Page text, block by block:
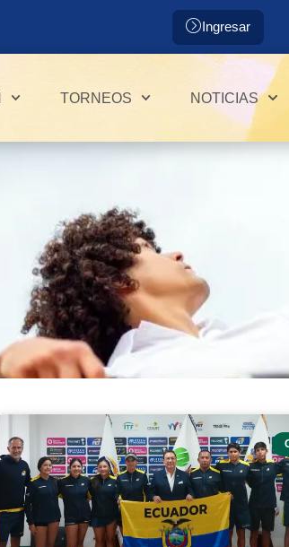
Ingresar
TORNEOS NOTICIAS